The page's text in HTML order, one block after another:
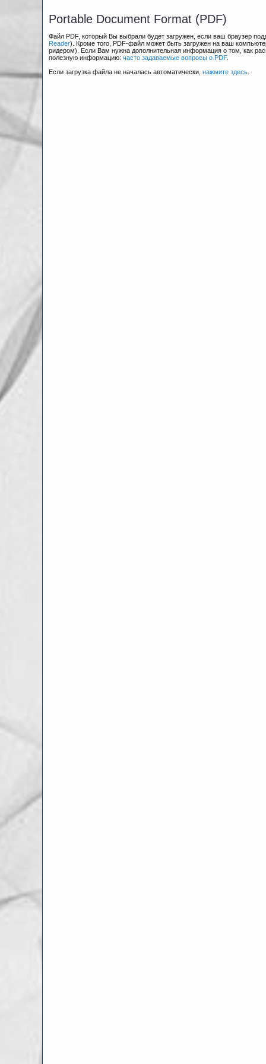
Portable Document Format (PDF)
Файл PDF, который Вы выбрали будет загружен, если ваш браузер
Reader). Кроме того, PDF-файл может быть загружен на ваш
ридером). Если Вам нужна дополнительная информация о том, как
полезную информацию:часто задаваемые вопросы о PDF.
Если загрузка файла не началась автоматически,нажмите здесь